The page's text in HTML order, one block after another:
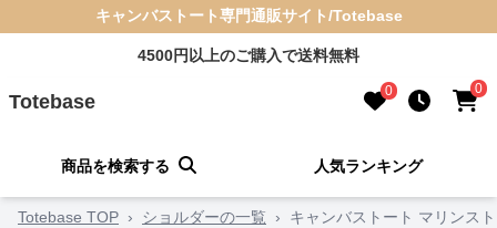
キャンバストート専門通販サイト/Totebase
4500円以上のご購入で送料無料
Totebase 0 0
商品を検索する 人気ランキング
Totebase TOP › ショルダーの一覧 › キャンバストート マリンス